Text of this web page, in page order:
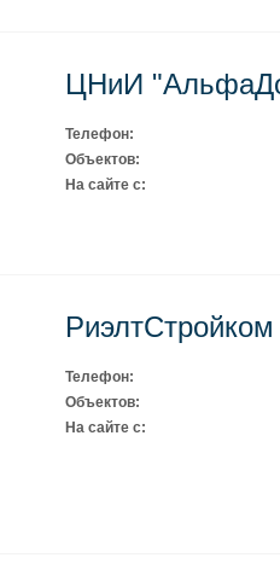
ЦНиИ
Телефон:
Объектов:
На сайте с:
РиэлтСтройком
Телефон:
Объектов:
На сайте с: